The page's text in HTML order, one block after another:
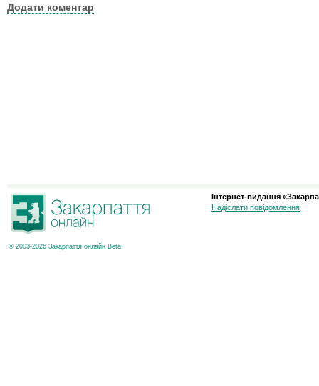
Додати коментар
© 2003-2026 Закарпаття онлайн Beta
Інтернет-видання
Надіслати повідомлення